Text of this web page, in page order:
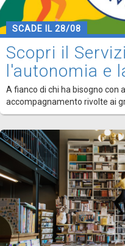
SCADE IL 28/08
Scopri il
l'autonomia e
A fianco di chi ha bisogno con
accompagnamento rivolte ai